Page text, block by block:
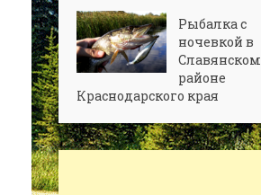
Рыбалка с
ночевкой в
Славянском
районе
Краснодарского края